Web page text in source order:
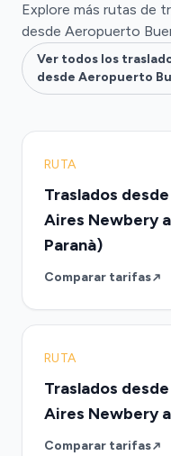
Explore más rutas de
desde Aeropuerto
Ver todos los
desde Aeropuerto
RUTA
Traslados
Aires Newbery
Paranà)
Comparar tarifas
RUTA
Traslados
Aires Newbery
Comparar tarifas